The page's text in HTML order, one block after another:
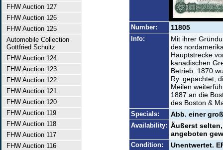
FHW Auction 127
FHW Auction 126
FHW Auction 125
Automobile Collection
Gottfried Schultz
FHW Auction 124
FHW Auction 123
FHW Auction 122
FHW Auction 121
FHW Auction 120
FHW Auction 119
FHW Auction 118
FHW Auction 117
FHW Auction 116
Number: 11805
Info:
Mit ihrer
des
Hauptstrecke
kanadischen
Betrieb. 1870
Ry. gepachtet,
Meilen
1887 an die
des Boston &
Specials: Abb. einer
Availability: Äußerst
angeboten
Condition: Unentwertet.